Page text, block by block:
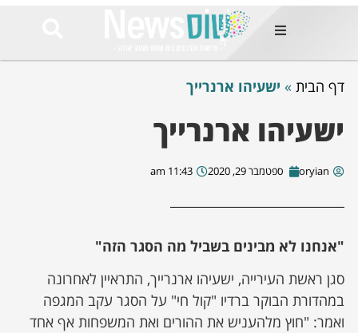
החמות
בימים
Et
feugiat
Congue
mi
דף הבית » ישעיהו ארנרייך
ישעיהו ארנרייך
oryian ספטמבר 29, 2020 11:43 am
"אנחנו לא מבינים בשביל מה הסגר הזה"
סגן ראשת העירייה, ישעיהו ארנרייך, התראיין לאחרונה
במהדורת הבוקר ברדיו "קול חי" על הסגר עקב המגפה
ואמר: "חוץ מלהעניש את ההורים ואת המשפחות אף אחד